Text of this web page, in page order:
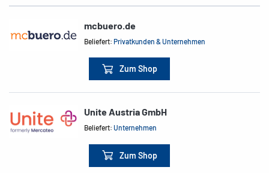
mcbuero.de
Beliefert:Privatkunden & Unternehmen
Zum Shop
Unite Austria GmbH
Beliefert:Unternehmen
Zum Shop